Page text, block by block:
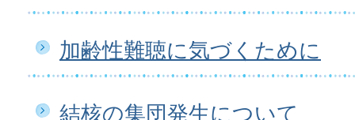
加齢性難聴に気づくために
結核の集団発生について